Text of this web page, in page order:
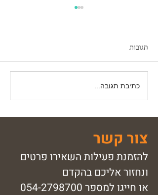
תיאטרון פלייבק – שיטת הכלה
והשתלבות ייחודית
תגובות
כתיבת תגובה...
צור קשר
להזמנת פעילות השאירו פרטים
ונחזור אליכם בהקדם
או חייגו למספר054-2798700